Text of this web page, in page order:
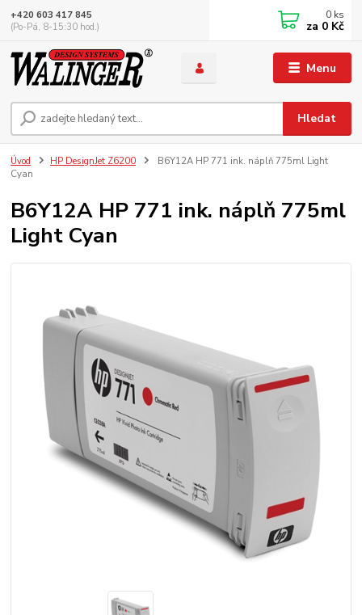
Menu
Hledat
+420 603 417 845
(Po-Pá, 8-15:30 hod.)
0 ks
za 0 Kč
Úvod HP DesignJet Z6200
B6Y12A HP 771 ink. náplň 775ml Light
Cyan
B6Y12A HP 771 ink. náplň 775ml
Light Cyan